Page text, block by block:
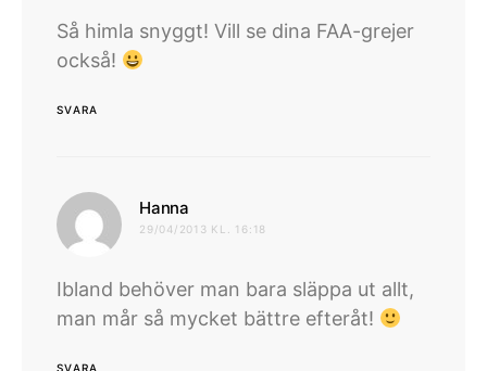
Så himla snyggt! Vill se dina FAA-grejer
också!
SVARA
Hanna
29/04/2013 KL. 16:18
Ibland behöver man bara släppa ut allt,
man mår så mycket bättre efteråt!
SVARA